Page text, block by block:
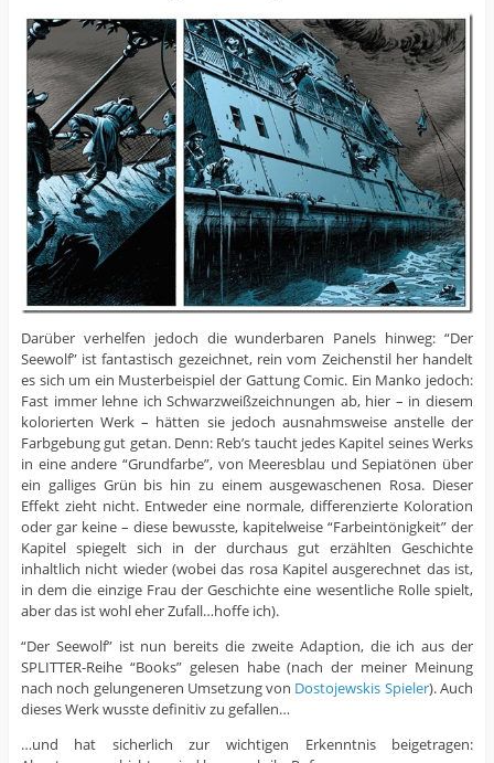
Darüber verhelfen jedoch die wunderbaren Panels hinweg: “Der
Seewolf” ist fantastisch gezeichnet, rein vom Zeichenstil her handelt
es sich um ein Musterbeispiel der Gattung Comic. Ein Manko jedoch:
Fast immer lehne ich Schwarzweißzeichnungen ab, hier – in diesem
kolorierten Werk – hätten sie jedoch ausnahmsweise anstelle der
Farbgebung gut getan. Denn: Reb’s taucht jedes Kapitel seines Werks
in eine andere “Grundfarbe”, von Meeresblau und Sepiatönen über
ein galliges Grün bis hin zu einem ausgewaschenen Rosa. Dieser
Effekt zieht nicht. Entweder eine normale, differenzierte Koloration
oder gar keine – diese bewusste, kapitelweise “Farbeintönigkeit” der
Kapitel spiegelt sich in der durchaus gut erzählten Geschichte
inhaltlich nicht wieder (wobei das rosa Kapitel ausgerechnet das ist,
in dem die einzige Frau der Geschichte eine wesentliche Rolle spielt,
aber das ist wohl eher Zufall…hoffe ich).
“Der Seewolf” ist nun bereits die zweite Adaption, die ich aus der
SPLITTER-Reihe “Books” gelesen habe (nach der meiner Meinung
nach noch gelungeneren Umsetzung von Dostojewskis Spieler). Auch
dieses Werk wusste definitiv zu gefallen…
…und hat sicherlich zur wichtigen Erkenntnis beigetragen: